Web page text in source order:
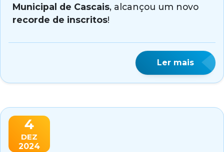
Municipal de Cascais, alcançou um novo
recorde de inscritos!
Ler mais
4
DEZ
2024